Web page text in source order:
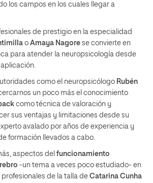
los campos en los cuales llegar a
de prestigio en la especialidad
o Amaya Nagore se convierte en
para atender la neuropsicología desde
como el neuropsicólogo Rubén
un poco más el conocimiento
como técnica de valoración y
sus ventajas y limitaciones desde su
avalado por años de experiencia y
formación llevados a cabo.
aspectos del funcionamiento
-un tema a veces poco estudiado- en
de la talla de Catarina Cunha